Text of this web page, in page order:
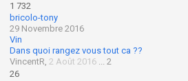
1 732
bricolo-tony
29 Novembre 2016
Vin
Dans quoi rangez vous tout ca ??
VincentR,2 Août 2016 ... 2
26